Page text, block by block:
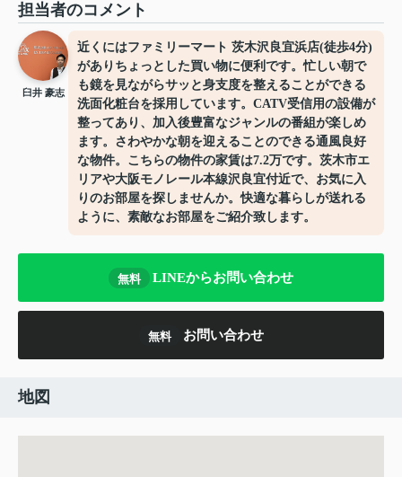
担当者のコメント
臼井 豪志
近くにはファミリーマート 茨木沢良宜浜店(徒歩4分)
がありちょっとした買い物に便利です。忙しい朝で
も鏡を見ながらサッと身支度を整えることができる
洗面化粧台を採用しています。CATV受信用の設備が
整ってあり、加入後豊富なジャンルの番組が楽しめ
ます。さわやかな朝を迎えることのできる通風良好
な物件。こちらの物件の家賃は7.2万です。茨木市エ
リアや大阪モノレール本線沢良宜付近で、お気に入
りのお部屋を探しませんか。快適な暮らしが送れる
ように、素敵なお部屋をご紹介致します。
無料 LINEからお問い合わせ
無料 お問い合わせ
地図